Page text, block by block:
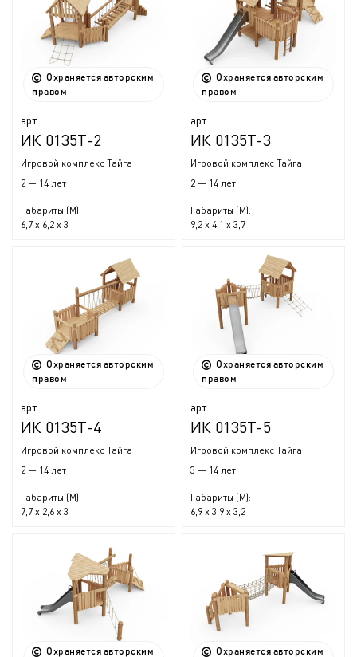
Охраняется авторским
правом
арт.
ИК 0135Т-2
Игровой комплекс Тайга
2 — 14 лет
Габариты (М):
6,7 x 6,2 x 3
Охраняется авторским
правом
арт.
ИК 0135Т-3
Игровой комплекс Тайга
2 — 14 лет
Габариты (М):
9,2 x 4,1 x 3,7
Охраняется авторским
правом
арт.
ИК 0135Т-4
Игровой комплекс Тайга
2 — 14 лет
Габариты (М):
7,7 x 2,6 x 3
Охраняется авторским
правом
арт.
ИК 0135Т-5
Игровой комплекс Тайга
3 — 14 лет
Габариты (М):
6,9 x 3,9 x 3,2
Охраняется авторским
Охраняется авторским